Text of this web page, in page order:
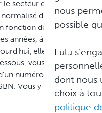
secteur du livre, le
du livre) permet
de l'éditeur
années, à mesure que
elle est reconnue
vous trouverez les
numéro ISBN. Pour
Vous y trouverez
nous
possible
Lulu
dont nous
choix à
politique